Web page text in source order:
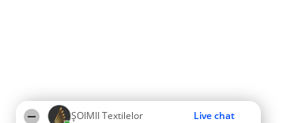
ȘOIMII Textilelor Live chat